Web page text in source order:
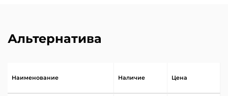
Альтернатива
Наименование Наличие Цена